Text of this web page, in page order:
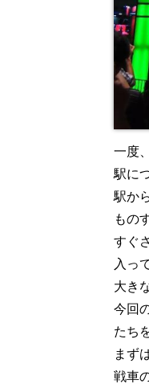
一度
駅に
駅か
もの
すぐ
入っ
大き
今回
たち
まず
戦車